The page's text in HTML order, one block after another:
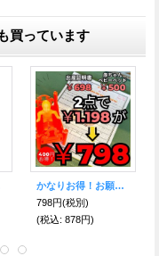
買っています
かなりお得！お願い赤ちゃんセットO 赤ちゃんベビーベッド&出産証明書【エケコ人形用・小物のみの価格】
798円(税別)
(税込: 878円)